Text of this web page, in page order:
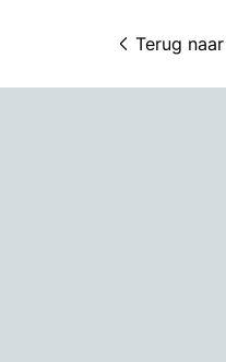
Terug naar